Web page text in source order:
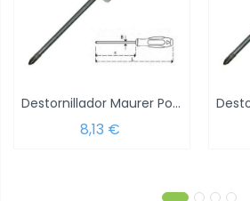
Destornillador Maurer Pozidriv 1x 40 mm.
8,13 €